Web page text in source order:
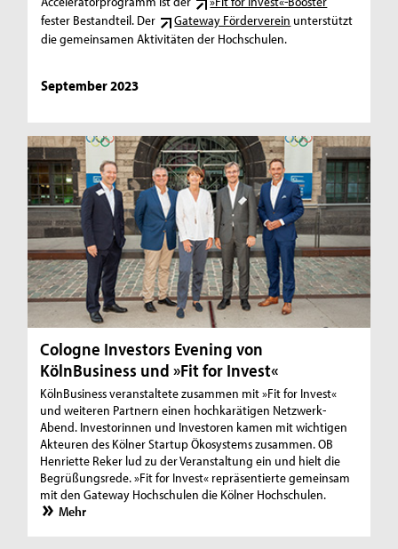
fester Bestandteil. Der
Gateway Förderverein unterstützt
die gemeinsamen Aktivitäten der Hochschulen.
September 2023
Cologne Investors Evening von
KölnBusiness und »Fit for Invest«
KölnBusiness veranstaltete zusammen mit »Fit for Invest«
und weiteren Partnern einen hochkarätigen Netzwerk-
Abend. Investorinnen und Investoren kamen mit wichtigen
Akteuren des Kölner Startup Ökosystems zusammen. OB
Henriette Reker lud zu der Veranstaltung ein und hielt die
Begrüßungsrede. »Fit for Invest« repräsentierte gemeinsam
mit den Gateway Hochschulen die Kölner Hochschulen.
Mehr